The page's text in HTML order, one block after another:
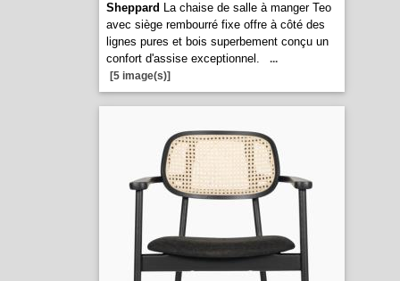
Sheppard La chaise de salle à manger Teo
avec siège rembourré fixe offre à côté des
lignes pures et bois superbement conçu un
confort d'assise exceptionnel.
...
[5 image(s)]